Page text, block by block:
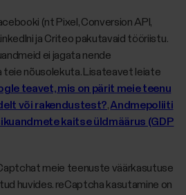
(nt Pixel, Conversion API,
ja Criteo pakutavaid tööriistu.
ei jagata nende
teie nõusolekuta. Lisateavet leiate
teavet, mis on pärit meie teenu
või rakendustest?,Andmepoliiti
kaitse üldmäärus (GDP
meie teenuste väärkasutuse
huvides. reCaptcha kasutamine on